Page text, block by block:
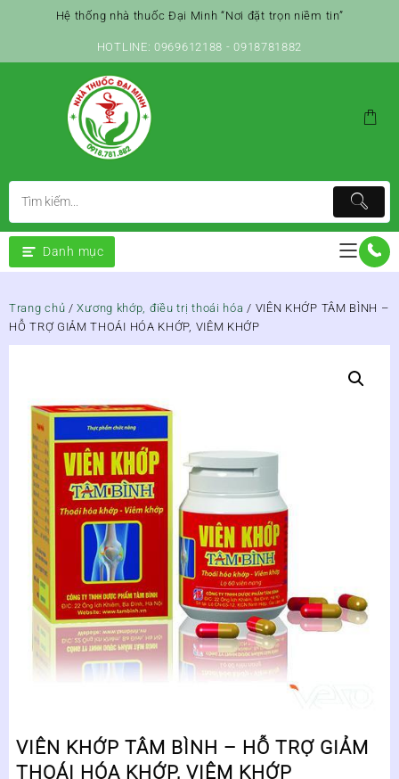
Hệ thống nhà thuốc Đại Minh “Nơi đặt trọn niềm tin”
HOTLINE: 0969612188 - 0918781882
Danh mục
Trang chủ /Xương khớp, điều trị thoái hóa / VIÊN KHỚP TÂM BÌNH –
HỖ TRỢ GIẢM THOÁI HÓA KHỚP, VIÊM KHỚP
VIÊN KHỚP TÂM BÌNH – HỖ TRỢ GIẢM
THOÁI HÓA KHỚP, VIÊM KHỚP